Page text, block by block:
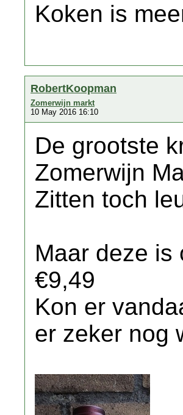
Koken is
RobertKoopman
Zomerwijn markt
10 May 2016 16:10
De grootste
Zomerwijn
Zitten toch
Maar deze is
€9,49
Kon er
er zeker nog